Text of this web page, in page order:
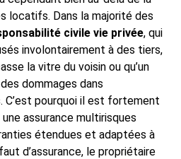
locatifs. Dans la majorité des
civile vie privée, qui
involontairement à des tiers,
la vitre du voisin ou qu’un
dommages dans
C’est pourquoi il est fortement
assurance multirisques
étendues et adaptées à
d’assurance, le propriétaire